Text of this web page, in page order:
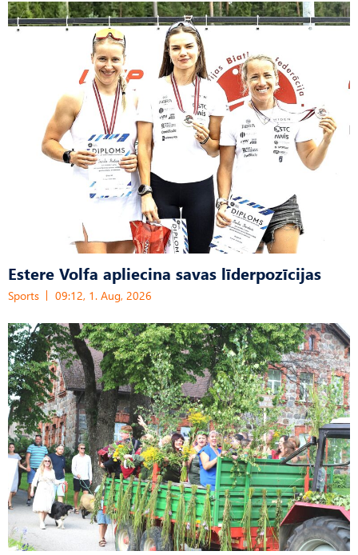
Estere Volfa apliecina savas līderpozīcijas
Sports 09:12, 1. Aug, 2026